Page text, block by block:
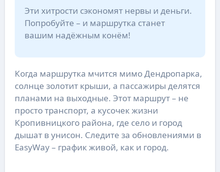
Эти хитрости сэкономят нервы и деньги.
Попробуйте – и маршрутка станет
вашим надёжным конём!
Когда маршрутка мчится мимо Дендропарка,
солнце золотит крыши, а пассажиры делятся
планами на выходные. Этот маршрут – не
просто транспорт, а кусочек жизни
Кропивницкого района, где село и город
дышат в унисон. Следите за обновлениями в
EasyWay – график живой, как и город.